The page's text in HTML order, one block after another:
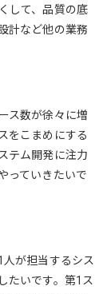
して、品質の底
計など他の業務
ス数が徐々に増
をこまめにする
テム開発に注力
っていきたいで
が担当するシス
たいです。第1ス